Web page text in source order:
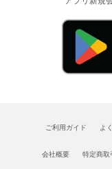
ご利用ガイド よ
会社概要 特定商取